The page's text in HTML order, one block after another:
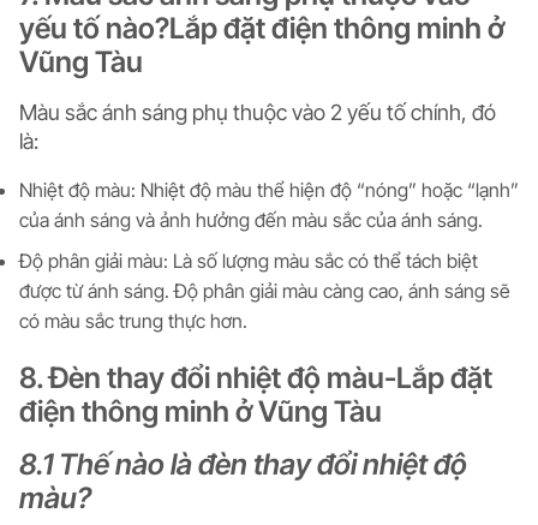
yếu tố nào?Lắp đặt điện thông minh ở
Vũng Tàu
Màu sắc ánh sáng phụ thuộc vào 2 yếu tố chính, đó
là:
Nhiệt độ màu: Nhiệt độ màu thể hiện độ “nóng” hoặc “lạnh”
của ánh sáng và ảnh hưởng đến màu sắc của ánh sáng.
Độ phân giải màu: Là số lượng màu sắc có thể tách biệt
được từ ánh sáng. Độ phân giải màu càng cao, ánh sáng sẽ
có màu sắc trung thực hơn.
8. Đèn thay đổi nhiệt độ màu-Lắp đặt
điện thông minh ở Vũng Tàu
8.1 Thế nào là đèn thay đổi nhiệt độ
màu?